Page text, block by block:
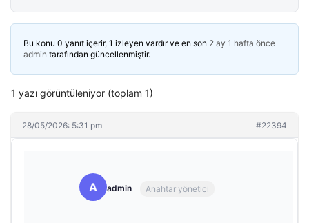
Bu konu 0 yanıt içerir, 1 izleyen vardır ve en son 2 ay 1 hafta önce
admin tarafından güncellenmiştir.
1 yazı görüntüleniyor (toplam 1)
28/05/2026: 5:31 pm #22394
A admin Anahtar yönetici